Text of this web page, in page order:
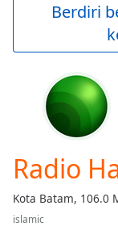
Skip
Loaded:
0.00%
Berdiri
Radio
Kota Batam, 106.0
islamic